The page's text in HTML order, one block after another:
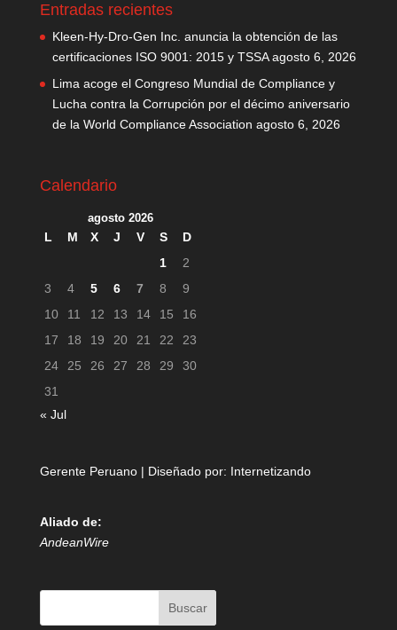
Entradas recientes
Kleen-Hy-Dro-Gen Inc. anuncia la obtención de las
certificaciones ISO 9001: 2015 y TSSA agosto 6, 2026
Lima acoge el Congreso Mundial de Compliance y
Lucha contra la Corrupción por el décimo aniversario
de la World Compliance Association agosto 6, 2026
Calendario
agosto 2026
L M X J V S
D
1
2
3
4 5 6 7 8
9
10
11 12 13 14 15
16
17
18 19 20 21 22
23
24
25 26 27 28 29
30
31
« Jul
Gerente Peruano | Diseñado por: Internetizando
Aliado de:
AndeanWire